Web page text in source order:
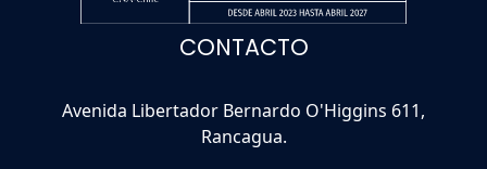
CONTACTO
Avenida Libertador Bernardo O'Higgins 611,
Rancagua.